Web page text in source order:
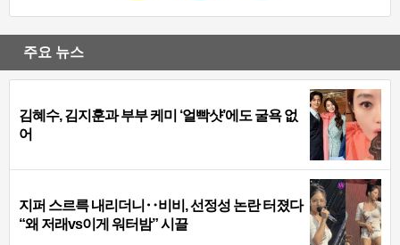
주요 뉴스
김혜수, 김지훈과 부부 케미 ‘얼빡샷’에도 굴욕 없
어
지퍼 스르륵 내리더니‥비비, 선정성 논란 터졌다
“왜 저래vs이게 워터밤” 시끌